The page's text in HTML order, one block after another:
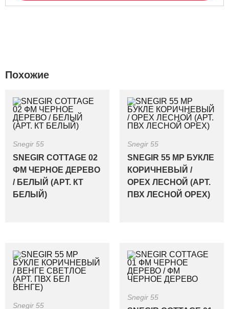
Похожие
Snegir 55
SNEGIR COTTAGE 02
ФМ ЧЕРНОЕ ДЕРЕВО
/ БЕЛЫЙ (АРТ. КТ
БЕЛЫЙ)
Snegir 55
SNEGIR 55 MP БУКЛЕ
КОРИЧНЕВЫЙ /
ОРЕХ ЛЕСНОЙ (АРТ.
ПВХ ЛЕСНОЙ ОРЕХ)
Snegir 55
Snegir 55